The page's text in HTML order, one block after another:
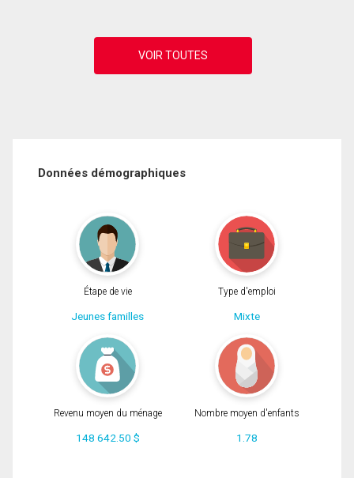
Données démographiques
Étape de vie
Jeunes familles
Type d'emploi
Mixte
Revenu moyen du ménage
148 642.50 $
Nombre moyen d'enfants
1.78